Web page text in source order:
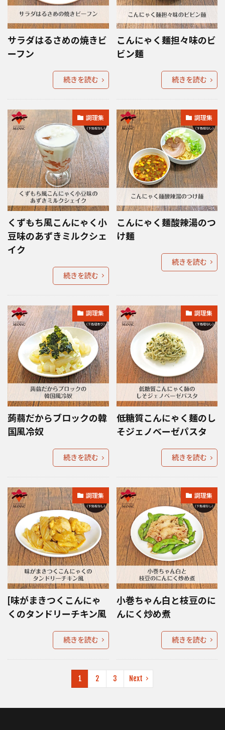
サラダはるさめの焼きビ
ーフン
続きを読む
こんにゃく麺担々味のビ
ビン麺
続きを読む
調理集
くずもち風こんにゃく小
豆味のあずきミルクシェ
イク
続きを読む
調理集
こんにゃく麺酸辣湯のつ
け麺
続きを読む
調理集
蒟蒻だからブロックの韓
国風冷奴
続きを読む
調理集
低糖質こんにゃく麺のし
そジェノベーゼパスタ
続きを読む
調理集
[味がまきつくこんにゃ
くのタンドリーチキン風
続きを読む
調理集
小巻ちゃん白と枝豆のに
んにく炒め煮
続きを読む
1 2 3 Next